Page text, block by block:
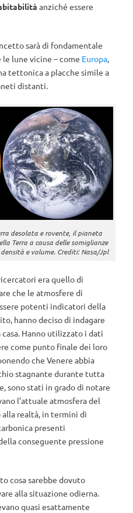
anziché essere
sarà di fondamentale
lune vicine – come Europa,
tettonica a placche simile a
distanti.
desolata e rovente, il pianeta
Terra a causa delle somiglianze
e volume. Crediti: Nasa/Jpl
era quello di
che le atmosfere di
potenti indicatori della
hanno deciso di indagare
Hanno utilizzato i dati
come punto finale dei loro
che Venere abbia
stagnante durante tutta
sono stati in grado di notare
l’attuale atmosfera del
realtà, in termini di
presenti
conseguente pressione
cosa sarebbe dovuto
alla situazione odierna.
quasi esattamente